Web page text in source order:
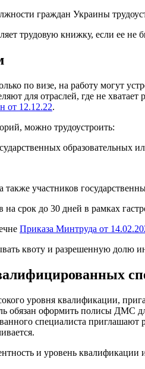
граждан Украины
трудовую книжку, если ее не
по визе, на работу могут
для отраслей, где не
от 12.12.22.
можно трудоустроить:
образовательных
участников
на срок до 30 дней в рамках
Приказа Минтруда от
квоту и разрешенную долю
уровня квалификации,
обязан оформить полисы ДМС
специалиста
и уровень квалификации